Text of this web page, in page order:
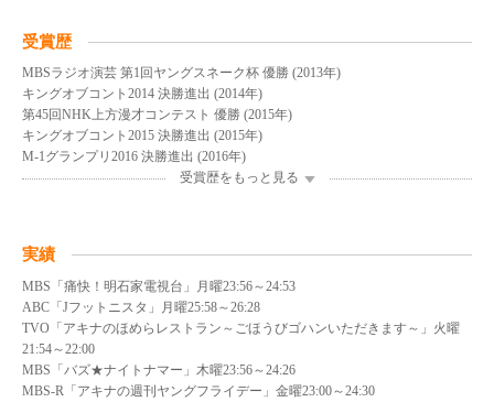
受賞歴
MBSラジオ演芸 第1回ヤングスネーク杯 優勝 (2013年)
キングオブコント2014 決勝進出 (2014年)
第45回NHK上方漫才コンテスト 優勝 (2015年)
キングオブコント2015 決勝進出 (2015年)
M-1グランプリ2016 決勝進出 (2016年)
受賞歴をもっと見る
実績
MBS「痛快！明石家電視台」月曜23:56～24:53
ABC「Jフットニスタ」月曜25:58～26:28
TVO「アキナのほめらレストラン～ごほうびゴハンいただきます～」火曜
21:54～22:00
MBS「バズ★ナイトナマー」木曜23:56～24:26
MBS-R「アキナの週刊ヤングフライデー」金曜23:00～24:30